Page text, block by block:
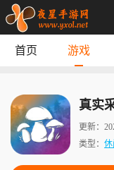
专题
首页 游戏
真实
更新：
类型： 休